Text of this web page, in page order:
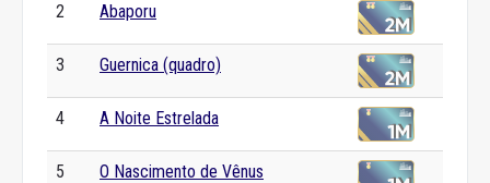
2 Abaporu
3 Guernica (quadro)
4 A Noite Estrelada
5 O Nascimento de Vênus